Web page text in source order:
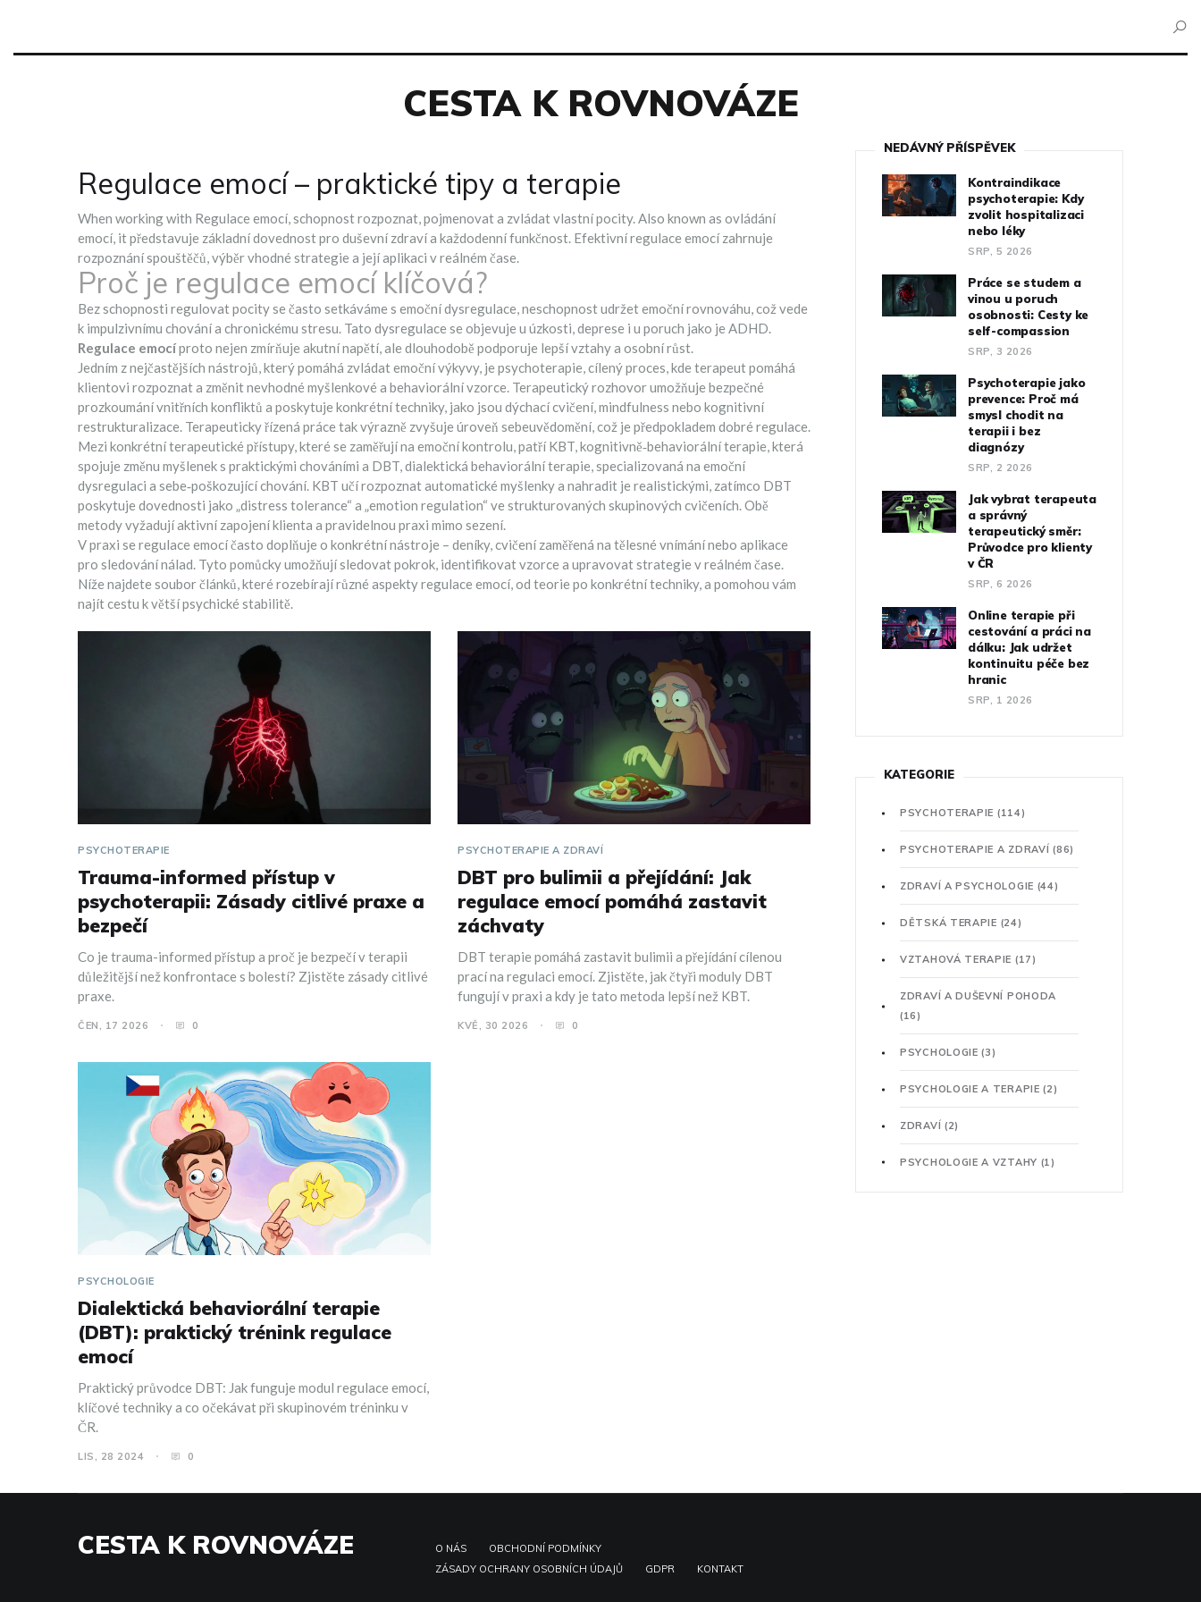
CESTA K ROVNOVÁZE
Regulace emocí – praktické tipy a terapie
When working with Regulace emocí,schopnost rozpoznat, pojmenovat a zvládat vlastní pocity. Also known as ovládání
emocí, it představuje základní dovednost pro duševní zdraví a každodenní funkčnost. Efektivní regulace emocí zahrnuje
rozpoznání spouštěčů, výběr vhodné strategie a její aplikaci v reálném čase.
Proč je regulace emocí klíčová?
Bez schopnosti regulovat pocity se často setkáváme s emoční dysregulace,neschopnost udržet emoční rovnováhu, což vede
k impulzivnímu chování a chronickému stresu. Tato dysregulace se objevuje u úzkosti, deprese i u poruch jako je ADHD.
Regulace emocíproto nejen zmírňuje akutní napětí, ale dlouhodobě podporuje lepší vztahy a osobní růst.
Jedním z nejčastějších nástrojů, který pomáhá zvládat emoční výkyvy, je psychoterapie,cílený proces, kde terapeut pomáhá
klientovi rozpoznat a změnit nevhodné myšlenkové a behaviorální vzorce. Terapeutický rozhovor umožňuje bezpečné
prozkoumání vnitřních konfliktů a poskytuje konkrétní techniky, jako jsou dýchací cvičení, mindfulness nebo kognitivní
restrukturalizace. Terapeuticky řízená práce tak výrazně zvyšuje úroveň sebeuvědomění, což je předpokladem dobré regulace.
Mezi konkrétní terapeutické přístupy, které se zaměřují na emoční kontrolu, patříKBT,kognitivně‑behaviorální terapie, která
spojuje změnu myšlenek s praktickými chováními a DBT,dialektická behaviorální terapie, specializovaná na emoční
dysregulaci a sebe‑poškozující chování. KBT učí rozpoznat automatické myšlenky a nahradit je realistickými, zatímco DBT
poskytuje dovednosti jako „distress tolerance“ a „emotion regulation“ ve strukturovaných skupinových cvičeních. Obě
metody vyžadují aktivní zapojení klienta a pravidelnou praxi mimo sezení.
V praxi se regulace emocí často doplňuje o konkrétní nástroje – deníky, cvičení zaměřená na tělesné vnímání nebo aplikace
pro sledování nálad. Tyto pomůcky umožňují sledovat pokrok, identifikovat vzorce a upravovat strategie v reálném čase.
Níže najdete soubor článků, které rozebírají různé aspekty regulace emocí, od teorie po konkrétní techniky, a pomohou vám
najít cestu k větší psychické stabilitě.
PSYCHOTERAPIE
Trauma-informed přístup v
psychoterapii: Zásady citlivé praxe a
bezpečí
Co je trauma-informed přístup a proč je bezpečí v terapii
důležitější než konfrontace s bolestí? Zjistěte zásady citlivé
praxe.
ČEN, 17 2026 0
PSYCHOTERAPIE A ZDRAVÍ
DBT pro bulimii a přejídání: Jak
regulace emocí pomáhá zastavit
záchvaty
DBT terapie pomáhá zastavit bulimii a přejídání cílenou
prací na regulaci emocí. Zjistěte, jak čtyři moduly DBT
fungují v praxi a kdy je tato metoda lepší než KBT.
KVĚ, 30 2026 0
PSYCHOLOGIE
Dialektická behaviorální terapie
(DBT): praktický trénink regulace
emocí
Praktický průvodce DBT: Jak funguje modul regulace emocí,
klíčové techniky a co očekávat při skupinovém tréninku v
ČR.
LIS, 28 2024 0
NEDÁVNÝ PŘÍSPĚVEK
Kontraindikace
psychoterapie: Kdy
zvolit hospitalizaci
nebo léky
SRP, 5 2026
Práce se studem a
vinou u poruch
osobnosti: Cesty ke
self-compassion
SRP, 3 2026
Psychoterapie jako
prevence: Proč má
smysl chodit na
terapii i bez
diagnózy
SRP, 2 2026
Jak vybrat terapeuta
a správný
terapeutický směr:
Průvodce pro klienty
v ČR
SRP, 6 2026
Online terapie při
cestování a práci na
dálku: Jak udržet
kontinuitu péče bez
hranic
SRP, 1 2026
KATEGORIE
PSYCHOTERAPIE (114)
PSYCHOTERAPIE A ZDRAVÍ(86)
ZDRAVÍ A PSYCHOLOGIE (44)
DĚTSKÁ TERAPIE (24)
VZTAHOVÁ TERAPIE (17)
ZDRAVÍ A DUŠEVNÍ POHODA
(16)
PSYCHOLOGIE(3)
PSYCHOLOGIE A TERAPIE(2)
ZDRAVÍ (2)
PSYCHOLOGIE A VZTAHY (1)
CESTA K ROVNOVÁZE O NÁS
OBCHODNÍ PODMÍNKY
ZÁSADY OCHRANY OSOBNÍCH ÚDAJŮ
GDPR KONTAKT